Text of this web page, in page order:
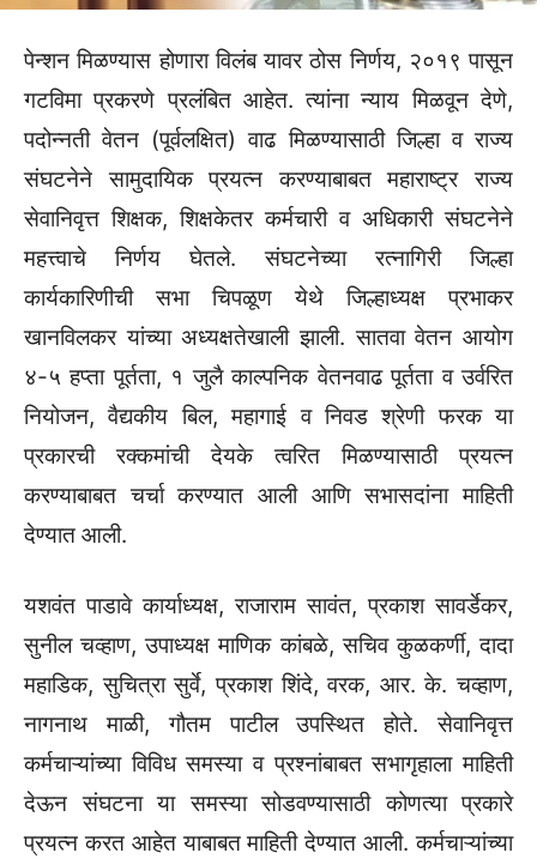
पेन्शन मिळण्यास होणारा विलंब यावर ठोस निर्णय, २०१९ पासून
गटविमा प्रकरणे प्रलंबित आहेत. त्यांना न्याय मिळवून देणे,
पदोन्नती वेतन (पूर्वलक्षित) वाढ मिळण्यासाठी जिल्हा व राज्य
संघटनेने सामुदायिक प्रयत्न करण्याबाबत महाराष्ट्र राज्य
सेवानिवृत्त शिक्षक, शिक्षकेतर कर्मचारी व अधिकारी संघटनेने
महत्त्वाचे निर्णय घेतले. संघटनेच्या रत्नागिरी जिल्हा
कार्यकारिणीची सभा चिपळूण येथे जिल्हाध्यक्ष प्रभाकर
खानविलकर यांच्या अध्यक्षतेखाली झाली. सातवा वेतन आयोग
४-५ हप्ता पूर्तता, १ जुलै काल्पनिक वेतनवाढ पूर्तता व उर्वरित
नियोजन, वैद्यकीय बिल, महागाई व निवड श्रेणी फरक या
प्रकारची रक्कमांची देयके त्वरित मिळण्यासाठी प्रयत्न
करण्याबाबत चर्चा करण्यात आली आणि सभासदांना माहिती
देण्यात आली.
यशवंत पाडावे कार्याध्यक्ष, राजाराम सावंत, प्रकाश सावर्डेकर,
सुनील चव्हाण, उपाध्यक्ष माणिक कांबळे, सचिव कुळकर्णी, दादा
महाडिक, सुचित्रा सुर्वे, प्रकाश शिंदे, वरक, आर. के. चव्हाण,
नागनाथ माळी, गौतम पाटील उपस्थित होते. सेवानिवृत्त
कर्मचाऱ्यांच्या विविध समस्या व प्रश्नांबाबत सभागृहाला माहिती
देऊन संघटना या समस्या सोडवण्यासाठी कोणत्या प्रकारे
प्रयत्न करत आहेत याबाबत माहिती देण्यात आली. कर्मचाऱ्यांच्या